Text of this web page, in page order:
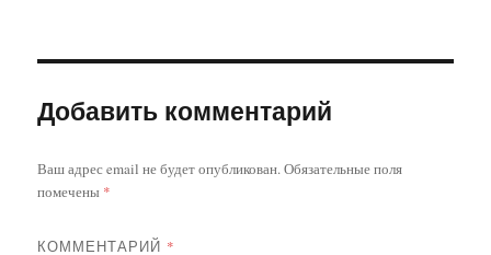
Добавить комментарий
Ваш адрес email не будет опубликован.Обязательные поля
помечены *
КОММЕНТАРИЙ *